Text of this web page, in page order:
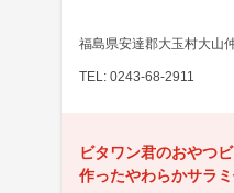
福島県安達郡大玉村大山
TEL: 0243-68-2911
ビタワン君のおやつ
作ったやわらかサラ